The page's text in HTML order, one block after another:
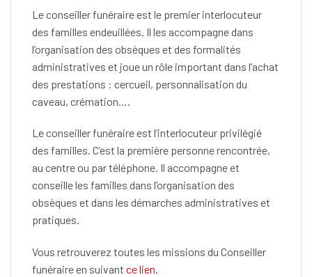
Le conseiller funéraire est le premier interlocuteur
des familles endeuillées. Il les accompagne dans
l’organisation des obsèques et des formalités
administratives et joue un rôle important dans l’achat
des prestations : cercueil, personnalisation du
caveau, crémation….
Le conseiller funéraire est l’interlocuteur privilégié
des familles. C’est la première personne rencontrée,
au centre ou par téléphone. Il accompagne et
conseille les familles dans l’organisation des
obsèques et dans les démarches administratives et
pratiques.
Vous retrouverez toutes les missions du Conseiller
funéraire en suivant ce lien.